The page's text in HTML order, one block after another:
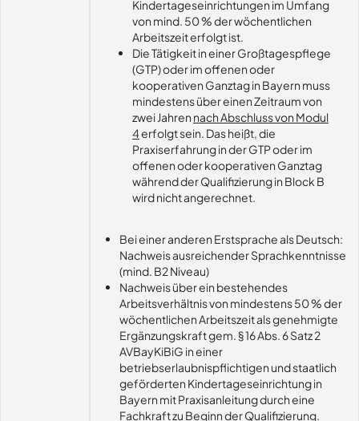
Kindertageseinrichtungen im Umfang
von mind. 50 % der wöchentlichen
Arbeitszeit erfolgt ist.
Die Tätigkeit in einer Großtagespflege
(GTP) oder im offenen oder
kooperativen Ganztag in Bayern muss
mindestens über einen Zeitraum von
zwei Jahren nach Abschluss von Modul
4erfolgt sein. Das heißt, die
Praxiserfahrung in der GTP oder im
offenen oder kooperativen Ganztag
während der Qualifizierung in Block B
wird nicht angerechnet.
Bei einer anderen Erstsprache als Deutsch:
Nachweis ausreichender Sprachkenntnisse
(mind. B2 Niveau)
Nachweis über ein bestehendes
Arbeitsverhältnis von mindestens 50 % der
wöchentlichen Arbeitszeit als genehmigte
Ergänzungskraft gem. § 16 Abs. 6 Satz 2
AVBayKiBiG in einer
betriebserlaubnispflichtigen und staatlich
geförderten Kindertageseinrichtung in
Bayern mit Praxisanleitung durch eine
Fachkraft zu Beginn der Qualifizierung.